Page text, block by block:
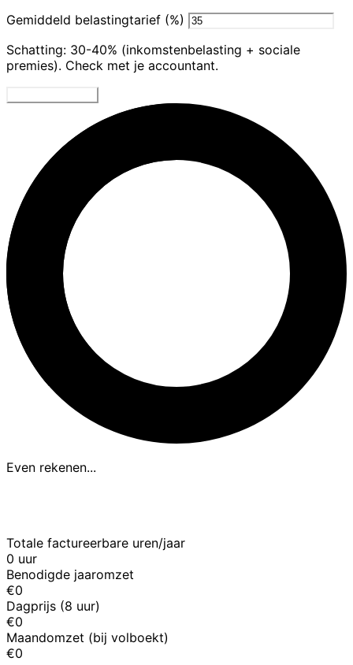
Gemiddeld belastingtarief (%)
Schatting: 30-40% (inkomstenbelasting + sociale
premies). Check met je accountant.
Even rekenen...
Totale factureerbare uren/jaar
0 uur
Benodigde jaaromzet
€0
Dagprijs (8 uur)
€0
Maandomzet (bij volboekt)
€0